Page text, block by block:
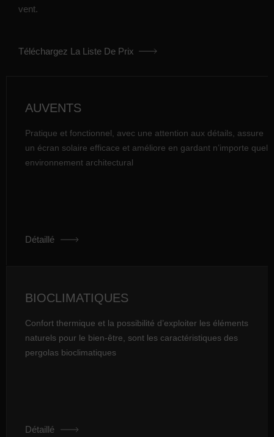
vent.
Téléchargez La Liste De Prix
AUVENTS
Pratique et fonctionnel, avec une attention aux détails, assure
un écran solaire efficace et améliore en gardant n’importe quel
environnement architectural
Détaillé
BIOCLIMATIQUES
Confort thermique et la possibilité d’exploiter les éléments
naturels pour le bien-être, sont les caractéristiques des
pergolas bioclimatiques
Détaillé